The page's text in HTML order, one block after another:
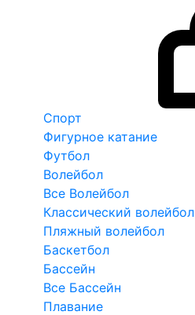
Спорт
Фигурное катание
Футбол
Волейбол
Все Волейбол
Классический волейбол
Пляжный волейбол
Баскетбол
Бассейн
Все Бассейн
Плавание